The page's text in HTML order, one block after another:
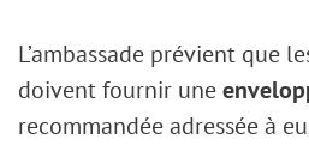
L’ambassade prévient que
doivent fournir une
recommandée adressée à